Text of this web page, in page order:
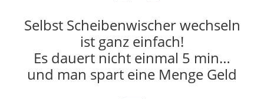
Selbst Scheibenwischer wechseln
ist ganz einfach!
Es dauert nicht einmal 5 min…
und man spart eine Menge Geld